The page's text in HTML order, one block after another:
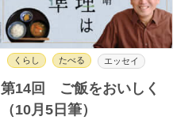
くらし たべる エッセイ
第14回 ご飯をおいしく
（10月5日筆）